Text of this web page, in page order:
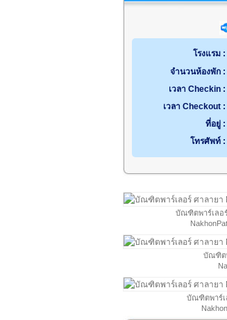
โรงแรม :
จำนวนห้องพัก :
เวลา Checkin :
เวลา Checkout :
ที่อยู่ :
โทรศัพท์ :
บัณฑิตพาร์เลอ
บัณฑิต
บัณฑิตพาร์เ